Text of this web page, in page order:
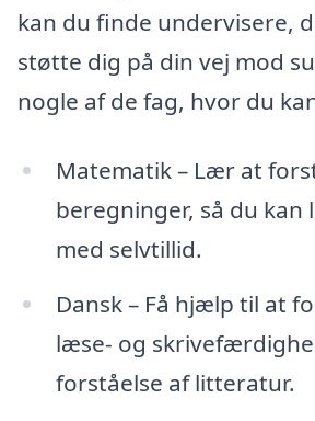
kan du finde undervisere,
støtte dig på din vej mod
nogle af de fag, hvor du
Matematik – Lær at
beregninger, så du kan
med selvtillid.
Dansk – Få hjælp til at
læse- og
forståelse af litteratur.